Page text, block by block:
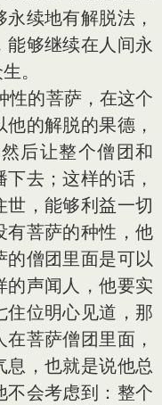
续地有解脱法，
能够继续在人间永
。
的菩萨，在这个
的解脱的果德，
后让整个僧团和
去；这样的话，
，能够利益一切
有菩萨的种性，他
的僧团里面是可以
的声闻人，他要实
住位明心见道，那
菩萨僧团里面，
息，也就是说他总
不会考虑到：整个